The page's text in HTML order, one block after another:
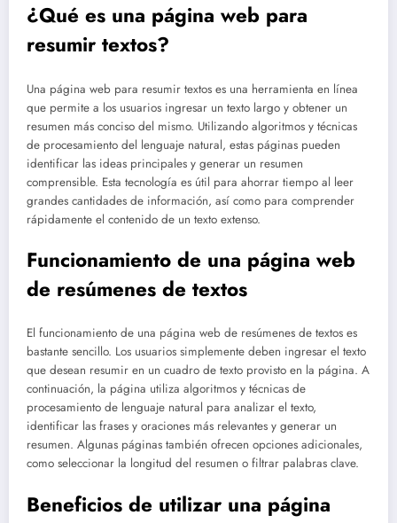
¿Qué es una página web para
resumir textos?
Una página web para resumir textos es una herramienta en línea
que permite a los usuarios ingresar un texto largo y obtener un
resumen más conciso del mismo. Utilizando algoritmos y técnicas
de procesamiento del lenguaje natural, estas páginas pueden
identificar las ideas principales y generar un resumen
comprensible. Esta tecnología es útil para ahorrar tiempo al leer
grandes cantidades de información, así como para comprender
rápidamente el contenido de un texto extenso.
Funcionamiento de una página web
de resúmenes de textos
El funcionamiento de una página web de resúmenes de textos es
bastante sencillo. Los usuarios simplemente deben ingresar el texto
que desean resumir en un cuadro de texto provisto en la página. A
continuación, la página utiliza algoritmos y técnicas de
procesamiento de lenguaje natural para analizar el texto,
identificar las frases y oraciones más relevantes y generar un
resumen. Algunas páginas también ofrecen opciones adicionales,
como seleccionar la longitud del resumen o filtrar palabras clave.
Beneficios de utilizar una página